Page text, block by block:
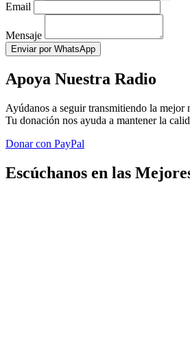
Email
Mensaje
Enviar por WhatsApp
Apoya Nuestra Radio
Ayúdanos a seguir transmitiendo la mejor
Tu donación nos ayuda a mantener la
Donar con PayPal
Escúchanos en las